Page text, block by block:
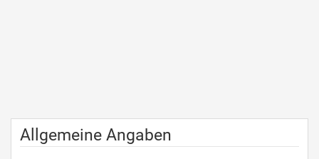
Allgemeine Angaben